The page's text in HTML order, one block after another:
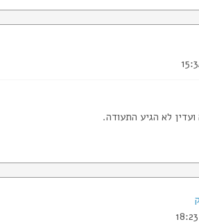
לא הגיע התעודה.